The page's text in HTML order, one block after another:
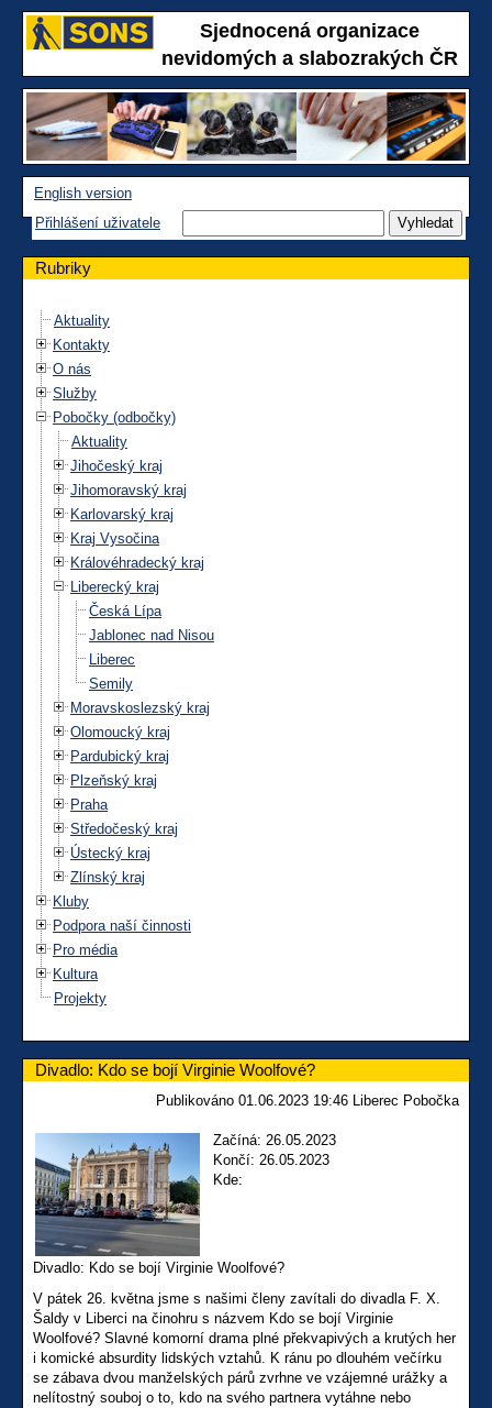
Sjednocená organizace
nevidomých a slabozrakých ČR
English version
Přihlášení uživatele
Rubriky
Aktuality
Kontakty
O nás
Služby
Pobočky (odbočky)
Aktuality
Jihočeský kraj
Jihomoravský kraj
Karlovarský kraj
Kraj Vysočina
Královéhradecký kraj
Liberecký kraj
Česká Lípa
Jablonec nad Nisou
Liberec
Semily
Moravskoslezský kraj
Olomoucký kraj
Pardubický kraj
Plzeňský kraj
Praha
Středočeský kraj
Ústecký kraj
Zlínský kraj
Kluby
Podpora naší činnosti
Pro média
Kultura
Projekty
Divadlo: Kdo se bojí Virginie Woolfové?
Publikováno 01.06.2023 19:46 Liberec Pobočka
Začíná: 26.05.2023
Končí: 26.05.2023
Kde:
Divadlo: Kdo se bojí Virginie Woolfové?
V pátek 26. května jsme s našimi členy zavítali do divadla F. X.
Šaldy v Liberci na činohru s názvem Kdo se bojí Virginie
Woolfové? Slavné komorní drama plné překvapivých a krutých her
i komické absurdity lidských vztahů. K ránu po dlouhém večírku
se zábava dvou manželských párů zvrhne ve vzájemné urážky a
nelítostný souboj o to, kdo na svého partnera vytáhne nebo